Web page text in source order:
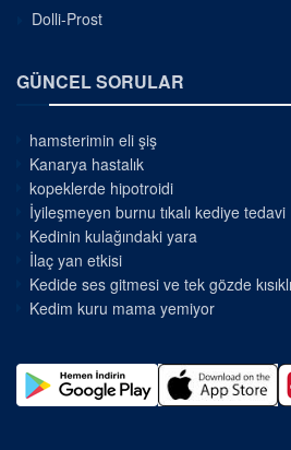
Dolli-Prost
GÜNCEL SORULAR
hamsterimin eli şiş
Kanarya hastalık
kopeklerde hipotroidi
İyileşmeyen burnu tıkalı kediye tedavi
Kedinin kulağındaki yara
İlaç yan etkisi
Kedide ses gitmesi ve tek gözde
Kedim kuru mama yemiyor